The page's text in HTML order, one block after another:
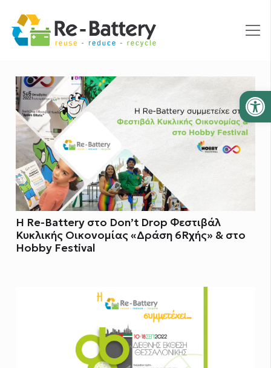
Η Re-Battery στο Don’t Drop Φεστιβάλ
Κυκλικής Οικονομίας «Δράση 6Rχής» & στο
Hobby Festival